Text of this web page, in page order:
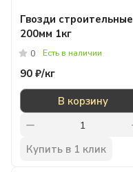
Гвозди строительные
200мм 1кг
0 Есть в наличии
90 ₽/кг
В корзину
Купить в 1 клик